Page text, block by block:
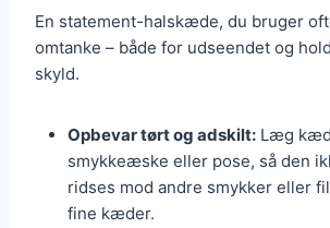
En statement-halskæde, du bruger
omtanke – både for udseendet og
skyld.
Opbevar tørt og adskilt: Læg
smykkeæske eller pose, så den
ridses mod andre smykker eller
fine kæder.